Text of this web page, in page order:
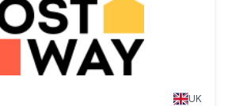
UK